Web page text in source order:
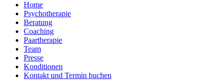
Home
Psychotherapie
Beratung
Coaching
Paartherapie
Team
Presse
Konditionen
Kontakt und Termin buchen